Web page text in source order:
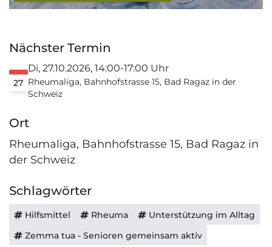
Nächster Termin
27
Di, 27.10.2026, 14:00-17:00 Uhr
Rheumaliga, Bahnhofstrasse 15, Bad Ragaz in der
Schweiz
Ort
Rheumaliga, Bahnhofstrasse 15, Bad Ragaz in
der Schweiz
Schlagwörter
Hilfsmittel Rheuma
Unterstützung im Alltag
Zemma tua - Senioren gemeinsam aktiv